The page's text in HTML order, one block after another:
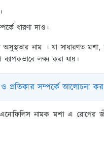
ধারণা দাও।
অসুস্থতার নাম । যা সাধারণত
লক্ষ্য করা যায়।
প্রতিকার সম্পর্কে আলোচনা কর
এনোফিলিস নামক মশা এ